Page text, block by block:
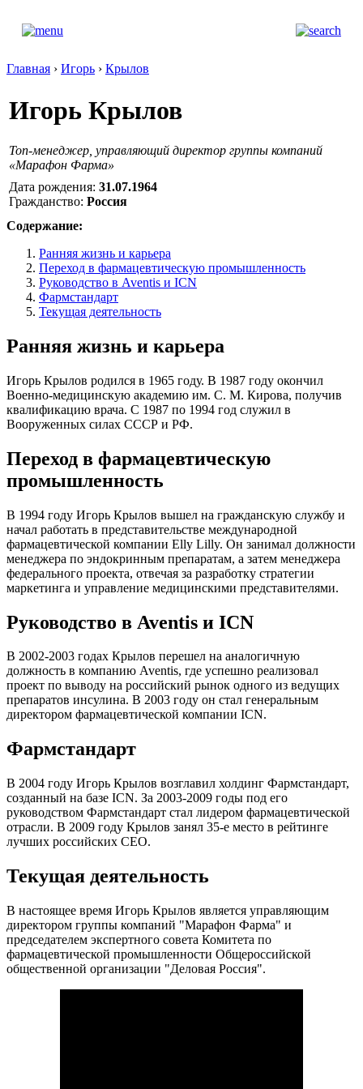
Главная › Игорь › Крылов
Игорь Крылов
Топ-менеджер, управляющий директор группы компаний
«Марафон Фарма»
Дата рождения: 31.07.1964
Гражданство: Россия
Содержание:
Ранняя жизнь и карьера
Переход в фармацевтическую промышленность
Руководство в Aventis и ICN
Фармстандарт
Текущая деятельность
Ранняя жизнь и карьера
Игорь Крылов родился в 1965 году. В 1987 году окончил
Военно-медицинскую академию им. С. М. Кирова, получив
квалификацию врача. С 1987 по 1994 год служил в
Вооруженных силах СССР и РФ.
Переход в фармацевтическую
промышленность
В 1994 году Игорь Крылов вышел на гражданскую службу и
начал работать в представительстве международной
фармацевтической компании Elly Lilly. Он занимал должности
менеджера по эндокринным препаратам, а затем менеджера
федерального проекта, отвечая за разработку стратегии
маркетинга и управление медицинскими представителями.
Руководство в Aventis и ICN
В 2002-2003 годах Крылов перешел на аналогичную
должность в компанию Aventis, где успешно реализовал
проект по выводу на российский рынок одного из ведущих
препаратов инсулина. В 2003 году он стал генеральным
директором фармацевтической компании ICN.
Фармстандарт
В 2004 году Игорь Крылов возглавил холдинг Фармстандарт,
созданный на базе ICN. За 2003-2009 годы под его
руководством Фармстандарт стал лидером фармацевтической
отрасли. В 2009 году Крылов занял 35-е место в рейтинге
лучших российских СЕО.
Текущая деятельность
В настоящее время Игорь Крылов является управляющим
директором группы компаний "Марафон Фарма" и
председателем экспертного совета Комитета по
фармацевтической промышленности Общероссийской
общественной организации "Деловая Россия".